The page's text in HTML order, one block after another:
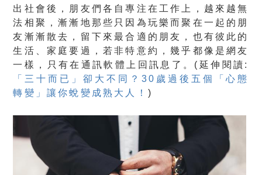
出社會後，朋友們各自專注在工作上，越來越無
法相聚，漸漸地那些只因為玩樂而聚在一起的朋
友漸漸散去，留下來最合適的朋友，也有彼此的
生活、家庭要過，若非特意約，幾乎都像是網友
一樣，只有在通訊軟體上回訊息了。(延伸閱讀:
「三十而已」卻大不同？30歲過後五個「心態
轉變」讓你蛻變成熟大人！ )